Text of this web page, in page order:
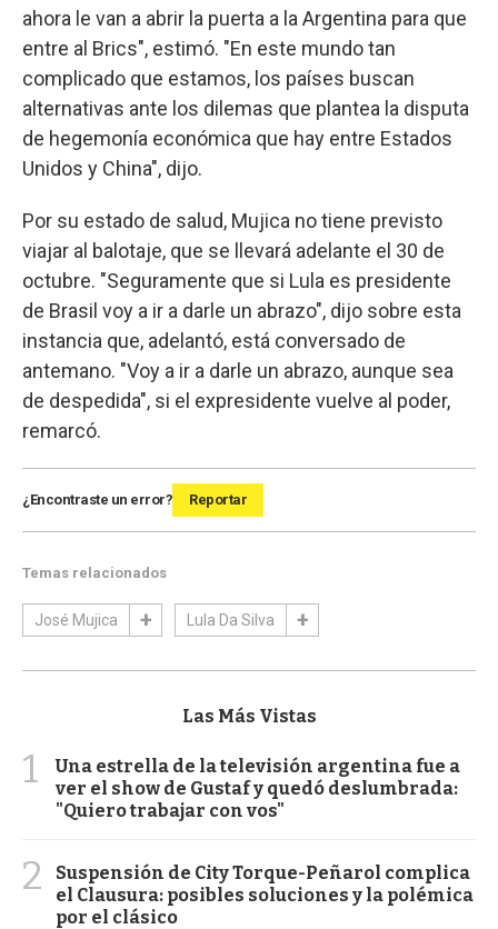
ahora le van a abrir la puerta a la Argentina para que
entre al Brics", estimó. "En este mundo tan
complicado que estamos, los países buscan
alternativas ante los dilemas que plantea la disputa
de hegemonía económica que hay entre Estados
Unidos y China", dijo.
Por su estado de salud, Mujica no tiene previsto
viajar al balotaje, que se llevará adelante el 30 de
octubre. "Seguramente que si Lula es presidente
de Brasil voy a ir a darle un abrazo", dijo sobre esta
instancia que, adelantó, está conversado de
antemano. "Voy a ir a darle un abrazo, aunque sea
de despedida", si el expresidente vuelve al poder,
remarcó.
¿Encontraste un error? Reportar
Temas relacionados
José Mujica Lula Da Silva
Las Más Vistas
1
Una estrella de la televisión argentina fue a
ver el show de Gustaf y quedó deslumbrada:
"Quiero trabajar con vos"
2
Suspensión de City Torque-Peñarol complica
el Clausura: posibles soluciones y la polémica
por el clásico